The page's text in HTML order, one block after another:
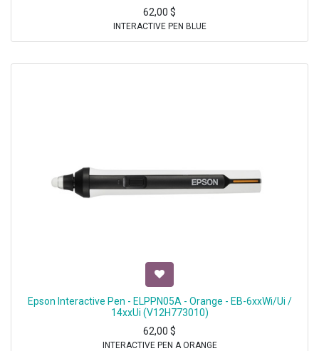
62,00 $
INTERACTIVE PEN BLUE
Epson Interactive Pen - ELPPN05A - Orange - EB-6xxWi/Ui /
14xxUi (V12H773010)
62,00 $
INTERACTIVE PEN A ORANGE